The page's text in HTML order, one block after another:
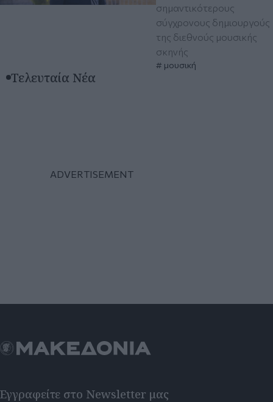
σημαντικότερους
σύγχρονους δημιουργούς
της διεθνούς μουσικής
σκηνής
μουσική
Τελευταία Νέα
Εγγραφείτε στο Newsletter μας